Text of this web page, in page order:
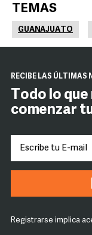
TEMAS
GUANAJUATO
RECIBE LAS ÚLTIMAS
Todo lo
comenzar
Registrarse implica